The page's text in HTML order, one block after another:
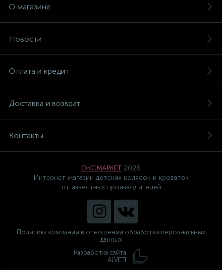
О магазине
Новости
Оплата и кредит
Доставка и возврат
Контакты
ОКСМАРКЕТ 2026
Интернет-магазин детских колясок и кроваток
от известных производителей
Политика компании в отношении обработки персональных
данных
Разработка сайта
ALVETI